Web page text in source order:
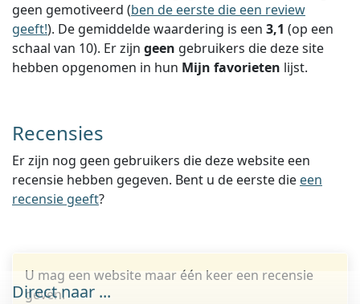
geen gemotiveerd (ben de eerste die een review
geeft!). De gemiddelde waardering is een 3,1 (op een
schaal van 10). Er zijn geen gebruikers die deze site
hebben opgenomen in hun Mijn favorieten lijst.
Recensies
Er zijn nog geen gebruikers die deze website een
recensie hebben gegeven. Bent u de eerste die een
recensie geeft?
U mag een website maar één keer een recensie
geven.
Direct naar ...